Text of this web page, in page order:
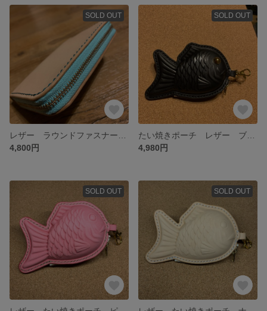
SOLD OUT
4,800円
SOLD OUT
4,980円
SOLD OUT SOLD OUT